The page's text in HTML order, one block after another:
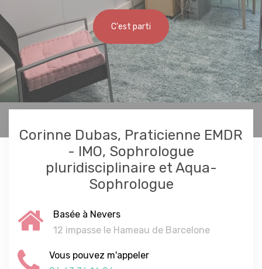
C'est parti
Corinne Dubas, Praticienne EMDR
- IMO, Sophrologue
pluridisciplinaire et Aqua-
Sophrologue
Basée à Nevers
12 impasse le Hameau de Barcelone
Vous pouvez m'appeler